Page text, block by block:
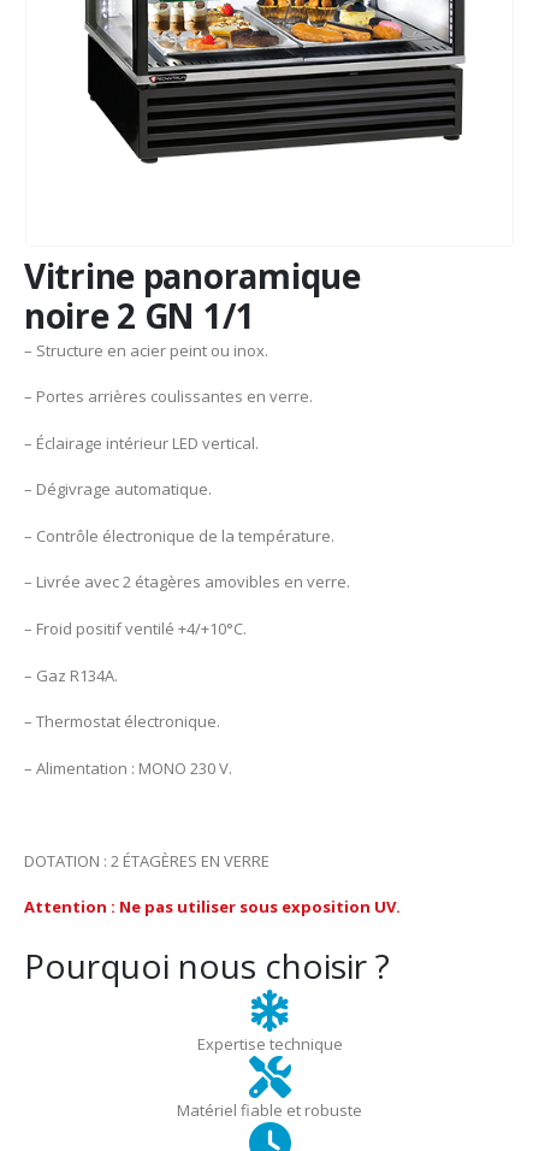
Vitrine panoramique
noire 2 GN 1/1
– Structure en acier peint ou inox.
– Portes arrières coulissantes en verre.
– Éclairage intérieur LED vertical.
– Dégivrage automatique.
– Contrôle électronique de la température.
– Livrée avec 2 étagères amovibles en verre.
– Froid positif ventilé +4/+10°C.
– Gaz R134A.
– Thermostat électronique.
– Alimentation : MONO 230 V.
DOTATION : 2 ÉTAGÈRES EN VERRE
Attention : Ne pas utiliser sous exposition UV.
Pourquoi nous choisir ?
Expertise technique
Matériel fiable et robuste